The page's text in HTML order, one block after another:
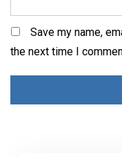
Save my name,
the next time I